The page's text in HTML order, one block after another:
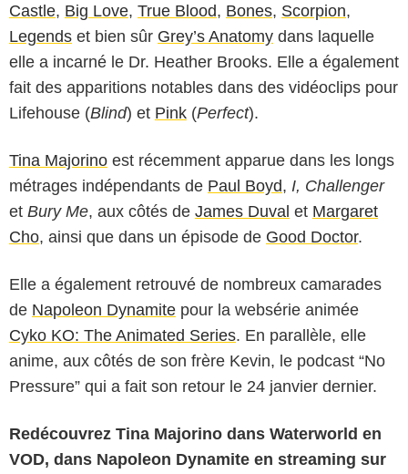
Castle, Big Love, True Blood, Bones, Scorpion,
Legends et bien sûr Grey’s Anatomy dans laquelle
elle a incarné le Dr. Heather Brooks. Elle a également
fait des apparitions notables dans des vidéoclips pour
Lifehouse (Blind) et Pink (Perfect).
Tina Majorino est récemment apparue dans les longs
métrages indépendants de Paul Boyd, I, Challenger
et Bury Me, aux côtés de James Duval et Margaret
Cho, ainsi que dans un épisode de Good Doctor.
Elle a également retrouvé de nombreux camarades
de Napoleon Dynamite pour la websérie animée
Cyko KO: The Animated Series. En parallèle, elle
anime, aux côtés de son frère Kevin, le podcast “No
Pressure” ​qui a fait son retour le 24 janvier dernier.
Redécouvrez Tina Majorino dans Waterworld en
VOD, dans Napoleon Dynamite en streaming sur